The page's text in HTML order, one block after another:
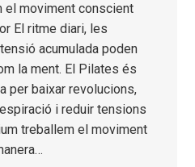
el moviment conscient
El ritme diari, les
acumulada poden
la ment. El Pilates és
per baixar revolucions,
i reduir tensions
treballem el moviment